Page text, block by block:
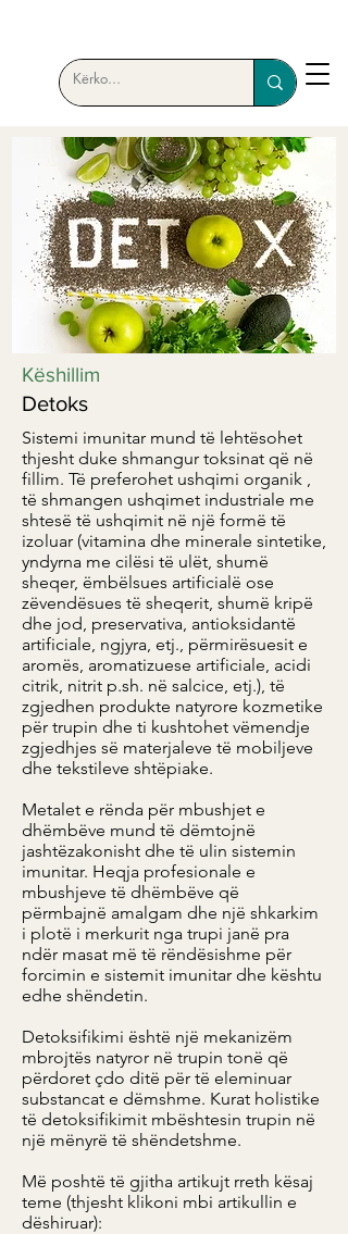
Këshillim
Detoks
Sistemi imunitar mund të lehtësohet
thjesht duke shmangur toksinat që në
fillim. Të preferohet ushqimi organik ,
të shmangen ushqimet industriale me
shtesë të ushqimit në një formë të
izoluar (vitamina dhe minerale sintetike,
yndyrna me cilësi të ulët, shumë
sheqer, ëmbëlsues artificialë ose
zëvendësues të sheqerit, shumë kripë
dhe jod, preservativa, antioksidantë
artificiale, ngjyra, etj., përmirësuesit e
aromës, aromatizuese artificiale, acidi
citrik, nitrit p.sh. në salcice, etj.), të
zgjedhen produkte natyrore kozmetike
për trupin dhe ti kushtohet vëmendje
zgjedhjes së materjaleve të mobiljeve
dhe tekstileve shtëpiake.
​Metalet e rënda për mbushjet e
dhëmbëve mund të dëmtojnë
jashtëzakonisht dhe të ulin sistemin
imunitar. Heqja profesionale e
mbushjeve të dhëmbëve që
përmbajnë amalgam dhe një shkarkim
i plotë i merkurit nga trupi janë pra
ndër masat më të rëndësishme për
forcimin e sistemit imunitar dhe kështu
edhe shëndetin.
Detoksifikimi është një mekanizëm
mbrojtës natyror në trupin tonë që
përdoret çdo ditë për të eleminuar
substancat e dëmshme. Kurat holistike
të detoksifikimit mbështesin trupin në
një mënyrë të shëndetshme.
Më poshtë të gjitha artikujt rreth kësaj
teme (thjesht klikoni mbi artikullin e
dëshiruar):